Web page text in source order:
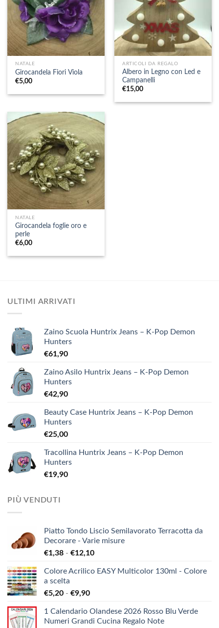
NATALE
Girocandela Fiori Viola
€5,00
ARTICOLI DA REGALO
Albero in Legno con Led e
Campanelli
€15,00
NATALE
Girocandela foglie oro e
perle
€6,00
ULTIMI ARRIVATI
Zaino Scuola Huntrix Jeans – K-Pop Demon
Hunters
€61,90
Zaino Asilo Huntrix Jeans – K-Pop Demon
Hunters
€42,90
Beauty Case Huntrix Jeans – K-Pop Demon
Hunters
€25,00
Tracollina Huntrix Jeans – K-Pop Demon
Hunters
€19,90
PIÙ VENDUTI
Piatto Tondo Liscio Semilavorato Terracotta da
Decorare - Varie misure
€1,38 - €12,10Fascia
prezzo:
€12,10
Colore Acrilico EASY Multicolor 130ml - Colore
a scelta
€5,20 - €9,90Fascia
prezzo:
da
1 Calendario Olandese 2026 Rosso Blu Verde
Numeri Grandi Cucina Regalo Note